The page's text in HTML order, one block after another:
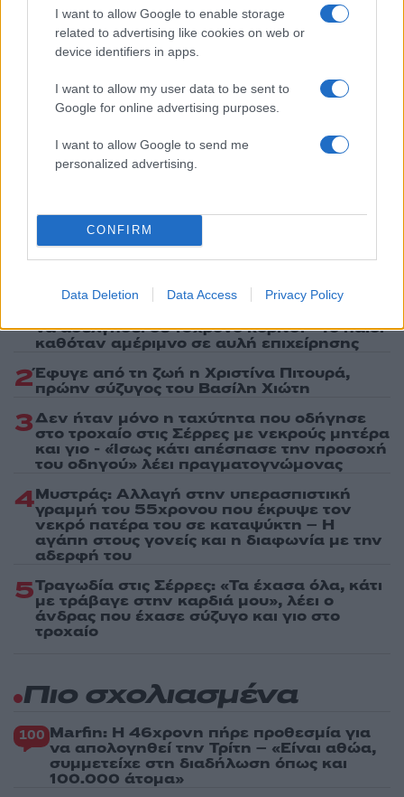
I want to allow Google to enable storage
related to advertising like cookies on web or
device identifiers in apps.
I want to allow my user data to be sent to
Google for online advertising purposes.
I want to allow Google to send me
personalized advertising.
CONFIRM
Data Deletion Data Access Privacy Policy
ΜΑΡΙΑ ΚΑΡΥΣΤΙΑΝΟΥ
Ακολουθήστε το Νewsit.gr στοGoogle News
τελευταία νέατης ημέρας
Πιο δημοφιλή
Σοκαριστική υπόθεση στην Κρήτη:
να ασελγήσει σε 10χρονο κορίτσι - Το παιδί
καθόταν αμέριμνο σε αυλή επιχείρησης
2Έφυγε από τη ζωή η Χριστίνα Πιτουρά,
πρώην σύζυγος του Βασίλη Χιώτη
3Δεν ήταν μόνο η ταχύτητα που οδήγησε
στο τροχαίο στις Σέρρες με νεκρούς μητέρα
και γιο - «Ίσως κάτι απέσπασε την προσοχή
του οδηγού» λέει πραγματογνώμονας
4Μυστράς: Αλλαγή στην υπερασπιστική
γραμμή του 55χρονου που έκρυψε τον
νεκρό πατέρα του σε καταψύκτη – Η
αγάπη στους γονείς και η διαφωνία με την
αδερφή του
5Τραγωδία στις Σέρρες: «Τα έχασα όλα, κάτι
με τράβαγε στην καρδιά μου», λέει ο
άνδρας που έχασε σύζυγο και γιο στο
τροχαίο
Πιο σχολιασμένα
100 Marfin: Η 46χρονη πήρε προθεσμία για
να απολογηθεί την Τρίτη – «Είναι αθώα,
συμμετείχε στη διαδήλωση όπως και
100.000 άτομα»